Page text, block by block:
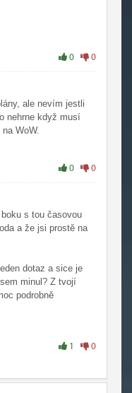
0 0
ale nevím jestli
nehrne když musí
WoW.
0 0
s tou časovou
a že jsi prostě na
dotaz a sice je
minul? Z tvojí
podrobně
1 0